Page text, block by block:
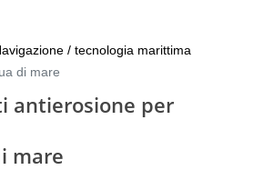
/ tecnologia marittima
di mare
antierosione per
mare